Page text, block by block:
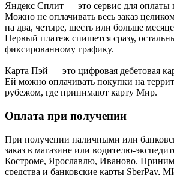
Яндекс Cплит — это сервис для оплаты
Можно не оплачивать весь заказ
на два, четыре, шесть или больше
Первый платеж спишется сразу,
фиксированному графику.
Карта Пэй — это цифровая дебетовая
Ей можно оплачивать покупки на
рубежом, где принимают карту Мир.
Оплата при получении
При получении наличными или
заказ в магазине или водителю-
Костроме, Ярославлю, Иваново.
средства и банковские карты SberPay,